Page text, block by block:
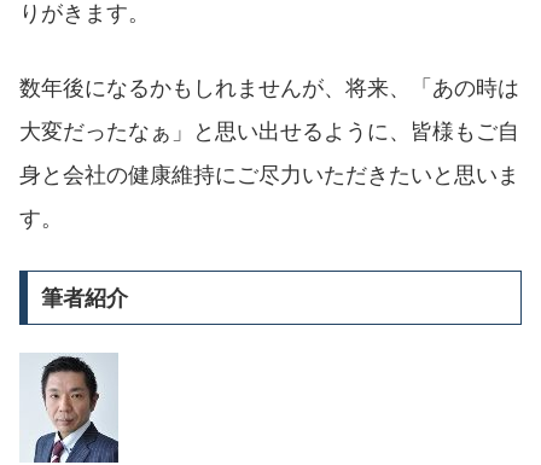
りがきます。
数年後になるかもしれませんが、将来、「あの時は
大変だったなぁ」と思い出せるように、皆様もご自
身と会社の健康維持にご尽力いただきたいと思いま
す。
筆者紹介